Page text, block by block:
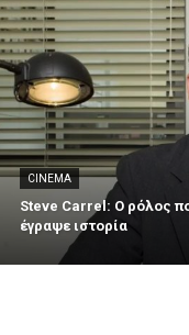
CINEMA
Steve Carrel: Ο ρόλος
έγραψε ιστορία